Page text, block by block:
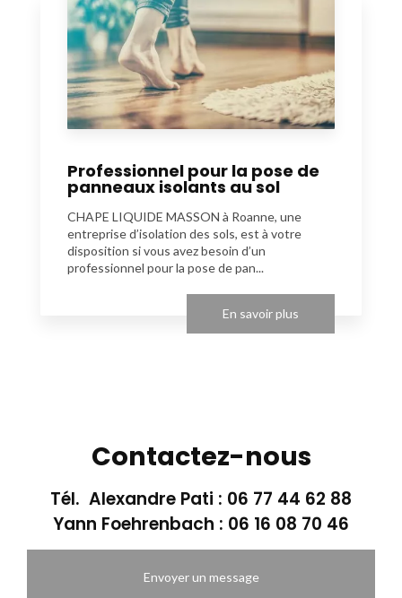
Professionnel pour la pose de
panneaux isolants au sol
CHAPE LIQUIDE MASSON à Roanne, une
entreprise d’isolation des sols, est à votre
disposition si vous avez besoin d’un
professionnel pour la pose de pan...
En savoir plus
Contactez-nous
Tél. Alexandre Pati : 06 77 44 62 88
Yann Foehrenbach : 06 16 08 70 46
Envoyer un message